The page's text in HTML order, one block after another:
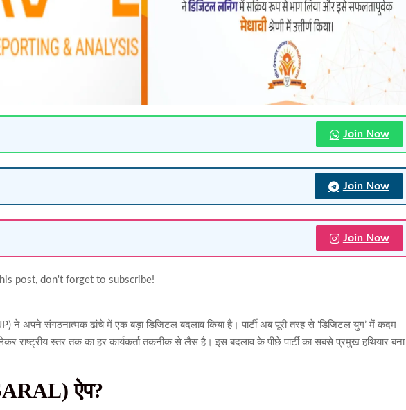
Join Now
Join Now
Join Now
post, don't forget to subscribe!
ने अपने संगठनात्मक ढांचे में एक बड़ा डिजिटल बदलाव किया है। पार्टी अब पूरी तरह से ‘डिजिटल युग’ में कदम
राष्ट्रीय स्तर तक का हर कार्यकर्ता तकनीक से लैस है। इस बदलाव के पीछे पार्टी का सबसे प्रमुख हथियार बना
ऐप?